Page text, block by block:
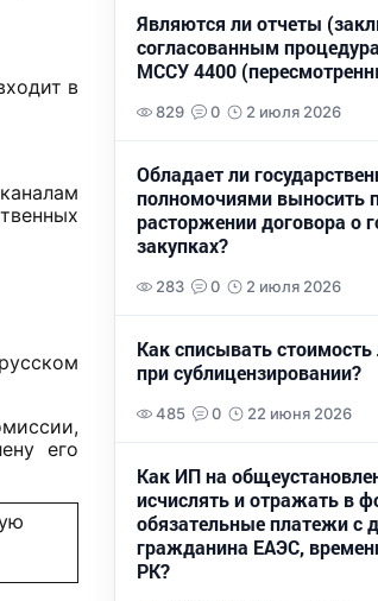
в
его
Являются ли отчеты
согласованным
МССУ 4400
829 0 2 июля 2026
Обладает ли
полномочиями выносить
расторжении договора о
закупках?
283 0 2 июля 2026
Как списывать стоимость
при сублицензировании?
485 0 22 июня 2026
Как ИП на
исчислять и отражать в
обязательные платежи с
гражданина ЕАЭС,
РК?